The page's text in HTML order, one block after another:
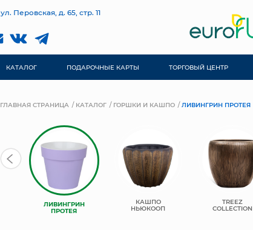
ул. Перовская, д. 65, стр. 11
КАТАЛОГ ПОДАРОЧНЫЕ КАРТЫ ТОРГОВЫЙ ЦЕНТР
ГЛАВНАЯ СТРАНИЦА КАТАЛОГ ГОРШКИ И КАШПО ЛИВИНГРИН ПРОТЕЯ
ЛИВИНГРИН
ПРОТЕЯ
КАШПО
НЬЮКООП
TREEZ
COLLECTION